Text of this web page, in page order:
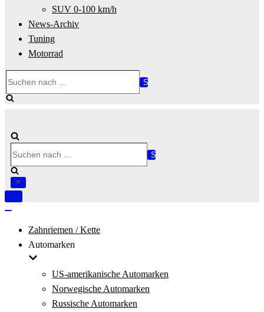
SUV 0-100 km/h
News-Archiv
Tuning
Motorrad
nach …
nach …
Navigation
Zahnriemen / Kette
Automarken
US-amerikanische Automarken
Norwegische Automarken
Russische Automarken